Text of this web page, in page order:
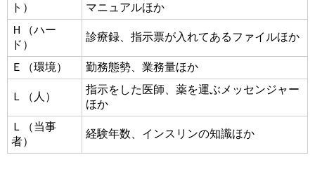
ト）
マニュアルほか
Ｈ（ハー
ド）
診療録、指示票が入れてあるファイルほか
Ｅ（環境） 勤務態勢、業務量ほか
Ｌ（人）
指示をした医師、薬を運ぶメッセンジャー
ほか
Ｌ（当事
者）
経験年数、インスリンの知識ほか